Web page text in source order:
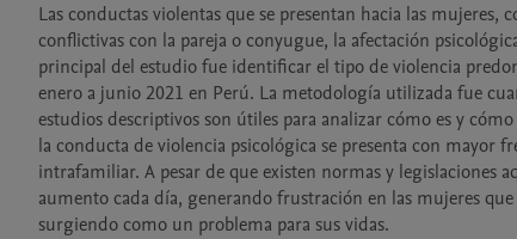
Las conductas violentas que se presentan hacia las
conflictivas con la pareja o conyugue, la afectación
principal del estudio fue identificar el tipo de violencia
enero a junio 2021 en Perú. La metodología utilizada fue
estudios descriptivos son útiles para analizar cómo es y
la conducta de violencia psicológica se presenta con mayor
intrafamiliar. A pesar de que existen normas y legislaciones
aumento cada día, generando frustración en las mujeres
surgiendo como un problema para sus vidas.